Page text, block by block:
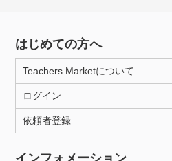
はじめての方へ
Teachers Marketについて
ログイン
依頼者登録
インフォメーション